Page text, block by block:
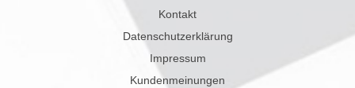
Kontakt
Datenschutzerklärung
Impressum
Kundenmeinungen